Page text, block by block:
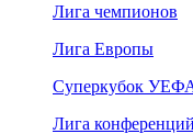
Лига чемпионов
Лига Европы
Суперкубок
Лига конференций